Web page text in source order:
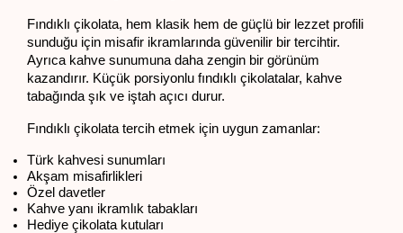
Fındıklı çikolata, hem klasik hem de güçlü bir lezzet profili
sunduğu için misafir ikramlarında güvenilir bir tercihtir.
Ayrıca kahve sunumuna daha zengin bir görünüm
kazandırır. Küçük porsiyonlu fındıklı çikolatalar, kahve
tabağında şık ve iştah açıcı durur.
Fındıklı çikolata tercih etmek için uygun zamanlar:
Türk kahvesi sunumları
Akşam misafirlikleri
Özel davetler
Kahve yanı ikramlık tabakları
Hediye çikolata kutuları